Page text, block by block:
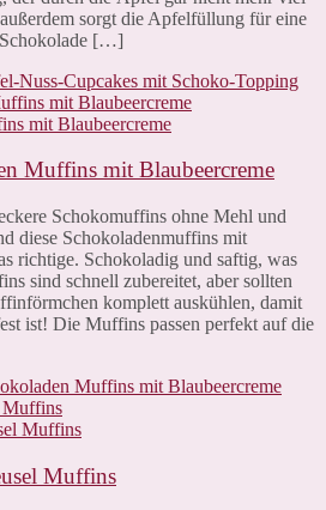
sorgt die Apfelfüllung für eine
[…]
Nuss-Cupcakes mit Schoko-Topping
mit Blaubeercreme
Muffins mit Blaubeercreme
Schokomuffins ohne Mehl und
diese Schokoladenmuffins mit
richtige. Schokoladig und saftig, was
sind schnell zubereitet, aber sollten
komplett auskühlen, damit
ist! Die Muffins passen perfekt auf die
Muffins mit Blaubeercreme
Muffins
Muffins